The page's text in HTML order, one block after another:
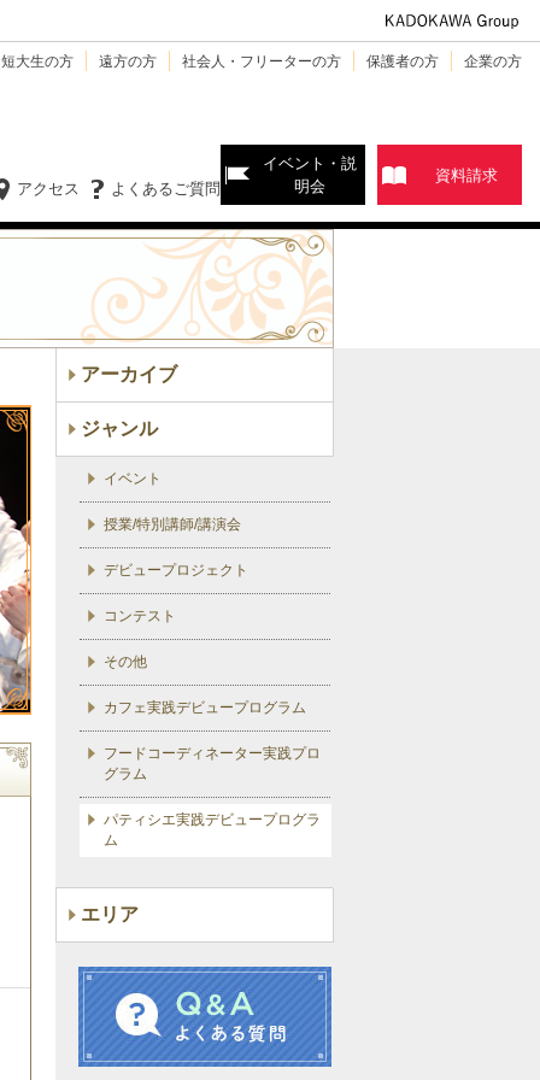
大生の方 遠方の方 社会人・フリーターの方 保護者の方 企業の方
よくあるご質問
アクセス
イベント・説
明会
資料請求
アーカイブ
ジャンル
イベント
授業/特別講師/講演会
デビュープロジェクト
コンテスト
その他
カフェ実践デビュープログラム
フードコーディネーター実践プロ
グラム
パティシエ実践デビュープログラ
ム
エリア